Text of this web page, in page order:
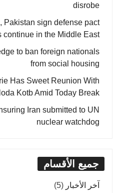
disrobe
Pakistan sign defense pact
continue in the Middle East
to ban foreign nationals
from social housing
Has Sweet Reunion With
Kotb Amid Today Break
Iran submitted to UN
nuclear watchdog
جميع الأقسام
آخر الأخبار (5)